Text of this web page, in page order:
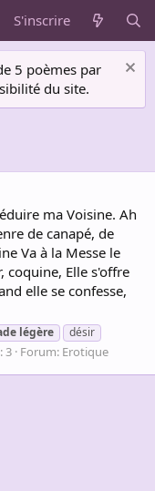
S'inscrire
5 poèmes par
du site.
ma Voisine. Ah
de canapé, de
Va à la Messe le
coquine, Elle s'offre
elle se confesse,
légère
désir
3 Forum: Erotique